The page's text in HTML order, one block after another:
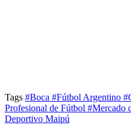
Tags #Boca #Fútbol Argentino
Profesional de Fútbol #Mercado
Deportivo Maipú